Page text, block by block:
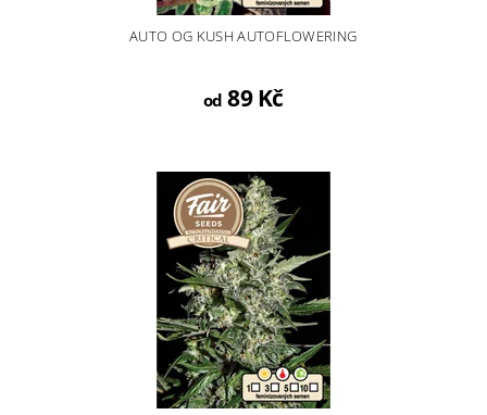
AUTO OG KUSH AUTOFLOWERING
od 89 Kč